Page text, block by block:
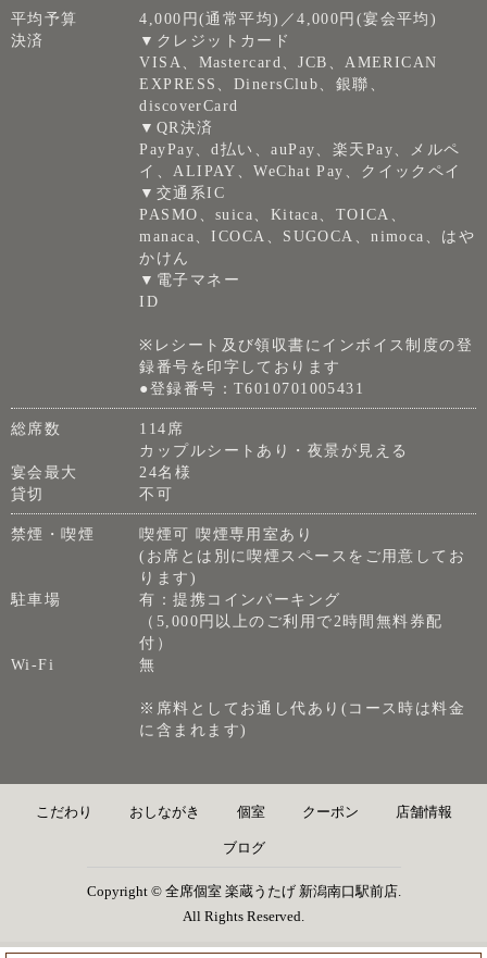
平均予算
4,000円(通常平均)／4,000円(宴会平均)
決済
▼クレジットカード
VISA、Mastercard、JCB、AMERICAN
EXPRESS、DinersClub、銀聯、
discoverCard
▼QR決済
PayPay、d払い、auPay、楽天Pay、メルペ
イ、ALIPAY、WeChat Pay、クイックペイ
▼交通系IC
PASMO、suica、Kitaca、TOICA、
manaca、ICOCA、SUGOCA、nimoca、はや
かけん
▼電子マネー
ID
※レシート及び領収書にインボイス制度の登
録番号を印字しております
●登録番号：T6010701005431
総席数
114席
カップルシートあり・夜景が見える
宴会最大
24名様
貸切
不可
禁煙・喫煙
喫煙可 喫煙専用室あり
(お席とは別に喫煙スペースをご用意してお
ります)
駐車場
有：提携コインパーキング
（5,000円以上のご利用で2時間無料券配
付）
Wi-Fi
無
※席料としてお通し代あり(コース時は料金
に含まれます)
こだわり おしながき 個室 クーポン 店舗情報
ブログ
Copyright © 全席個室 楽蔵うたげ 新潟南口駅前店.
All Rights Reserved.